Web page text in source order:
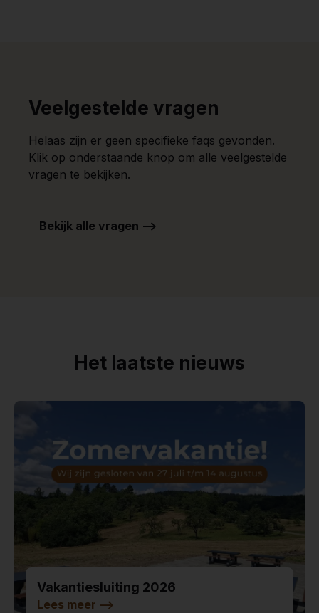
Veelgestelde vragen
Helaas zijn er geen specifieke faqs gevonden.
Klik op onderstaande knop om alle veelgestelde
vragen te bekijken.
Bekijk alle vragen -->
Het laatste nieuws
Vakantiesluiting 2026
Lees meer -->